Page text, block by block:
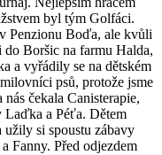
byl tým Golfáci.
Penzionu Boďa, ale kvůli
Boršic na farmu Halda,
a vyřádily se na dětském
psů, protože jsme
čekala Canisterapie,
Laďka a Péťa. Dětem
si spoustu zábavy
Fanny. Před odjezdem